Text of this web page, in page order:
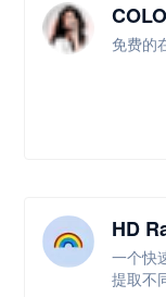
免费的
HD
一个快
提取不